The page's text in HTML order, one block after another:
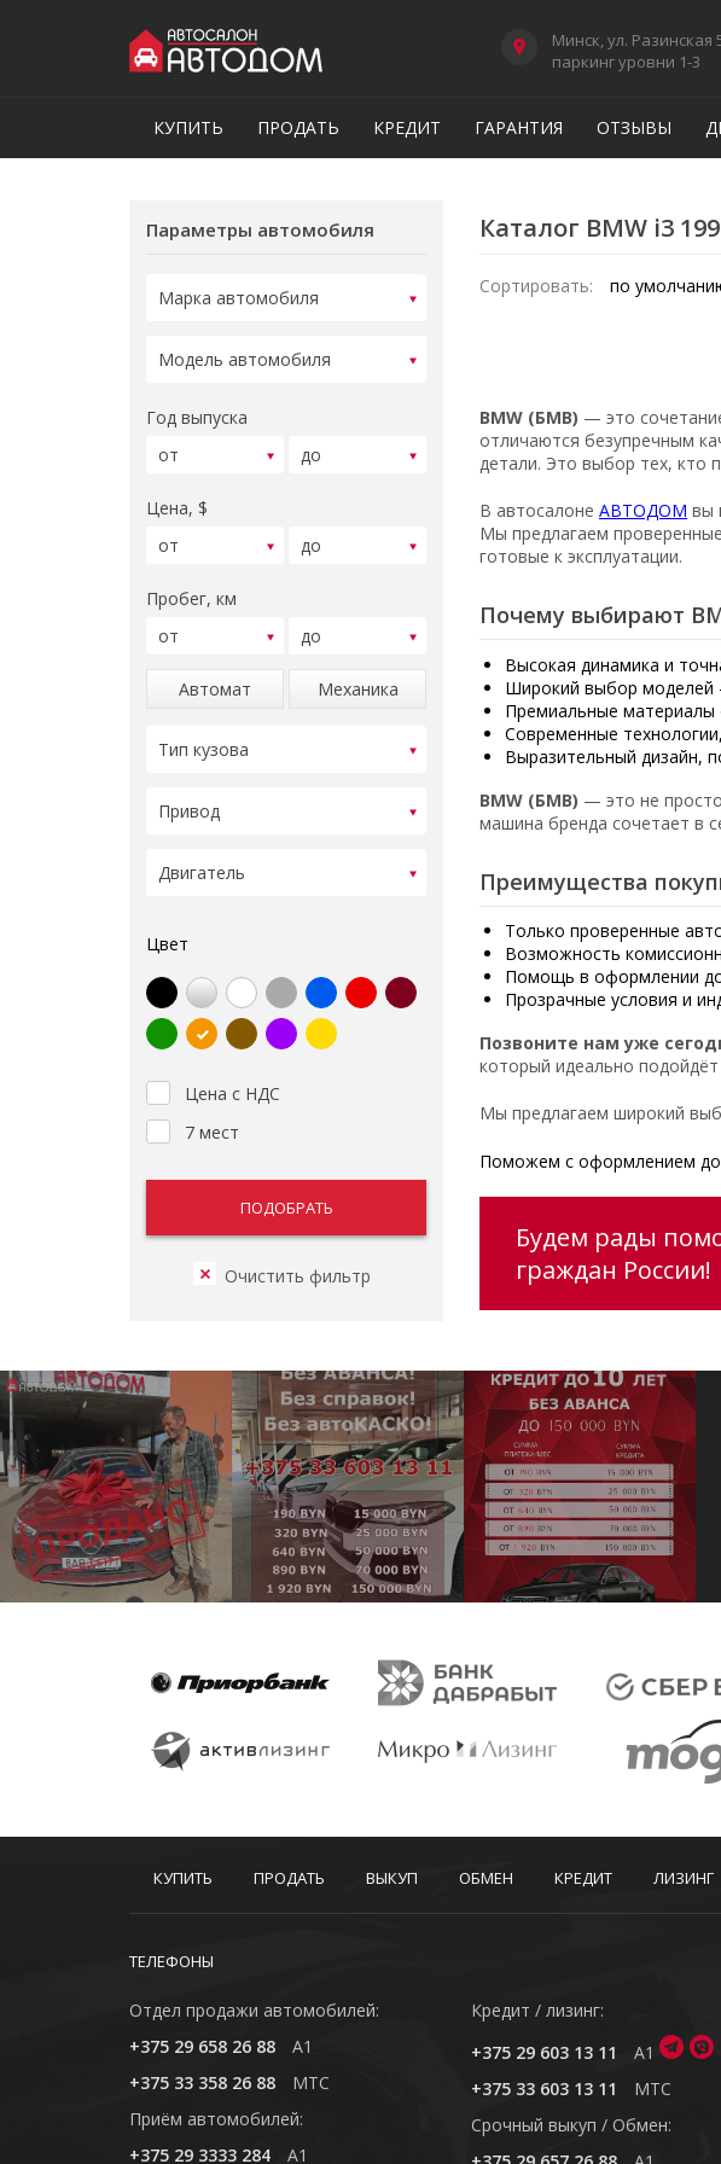
Минск, ул. Разинская
паркинг уровни 1-3
КУПИТЬ ПРОДАТЬ КРЕДИТ ГАРАНТИЯ ОТЗЫВЫ
Параметры автомобиля
Год выпуска
Цена, $
Пробег, км
Автомат Механика
Цвет
Цена с НДС
7 мест
Каталог BMW i3
Сортировать:
BMW (БМВ) — это
отличаются безупречным
детали. Это выбор тех, кто
В автосалоне АВТОДОМ вы
Мы предлагаем
готовые к эксплуатации.
Почему выбирают
Высокая динамика и
Широкий выбор моделей
Премиальные материалы
Современные
Выразительный дизайн,
BMW (БМВ) — это не
машина бренда сочетает в
Преимущества
Только проверенные
Возможность
Помощь в оформлении
Прозрачные условия и
Позвоните нам уже
который идеально
Мы предлагаем широкий
Поможем с оформлением
Будем рады
граждан России!
КУПИТЬ ПРОДАТЬ ВЫКУП ОБМЕН КРЕДИТ ЛИЗИНГ
ТЕЛЕФОНЫ
Отдел продажи автомобилей:
+375 29 658 26 88
A1
+375 33 358 26 88
MTC
Приём автомобилей:
+375 29 3333 284
A1
Кредит / лизинг:
+375 29 603 13 11
A1
+375 33 603 13 11
MTC
Cрочный выкуп / Обмен: